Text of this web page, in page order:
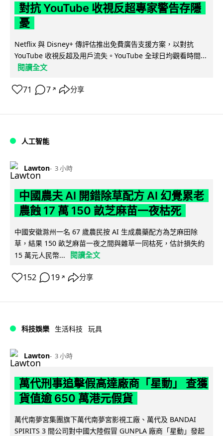
對抗 YouTube 收視反超專家警告存隱
憂
Netflix 與 Disney+ 傳評估推出免費廣告支援方案，以對抗
YouTube 收視反超及用戶流失。YouTube 全球日均觀看時間...
閱讀全文
71 7 ↗ 分享
人工智能
Lawton 3 小時
中國農夫 AI 開錯除草配方 AI 幻覺累老
農蝕 17 萬 150 畝芝麻苗一夜枯死
中國安徽滁州一名 67 歲農民按 AI 生成農藥配方為芝麻田除
草，結果 150 畝芝麻苗一夜之間與雜草一同枯死，估計損失約
15 萬元人民幣...
閱讀全文
152 19 ↗ 分享
科技娛樂 生活科技 玩具
Lawton 3 小時
萬代刑事追擊假高達廠商「星動」 查獲
貨值逾 650 萬港元假貨
萬代南夢宮集團旗下萬代南夢宮影視工廠、萬代及 BANDAI
SPIRITS 3 間公司對中國大陸假冒 GUNPLA 廠商「星動」發起